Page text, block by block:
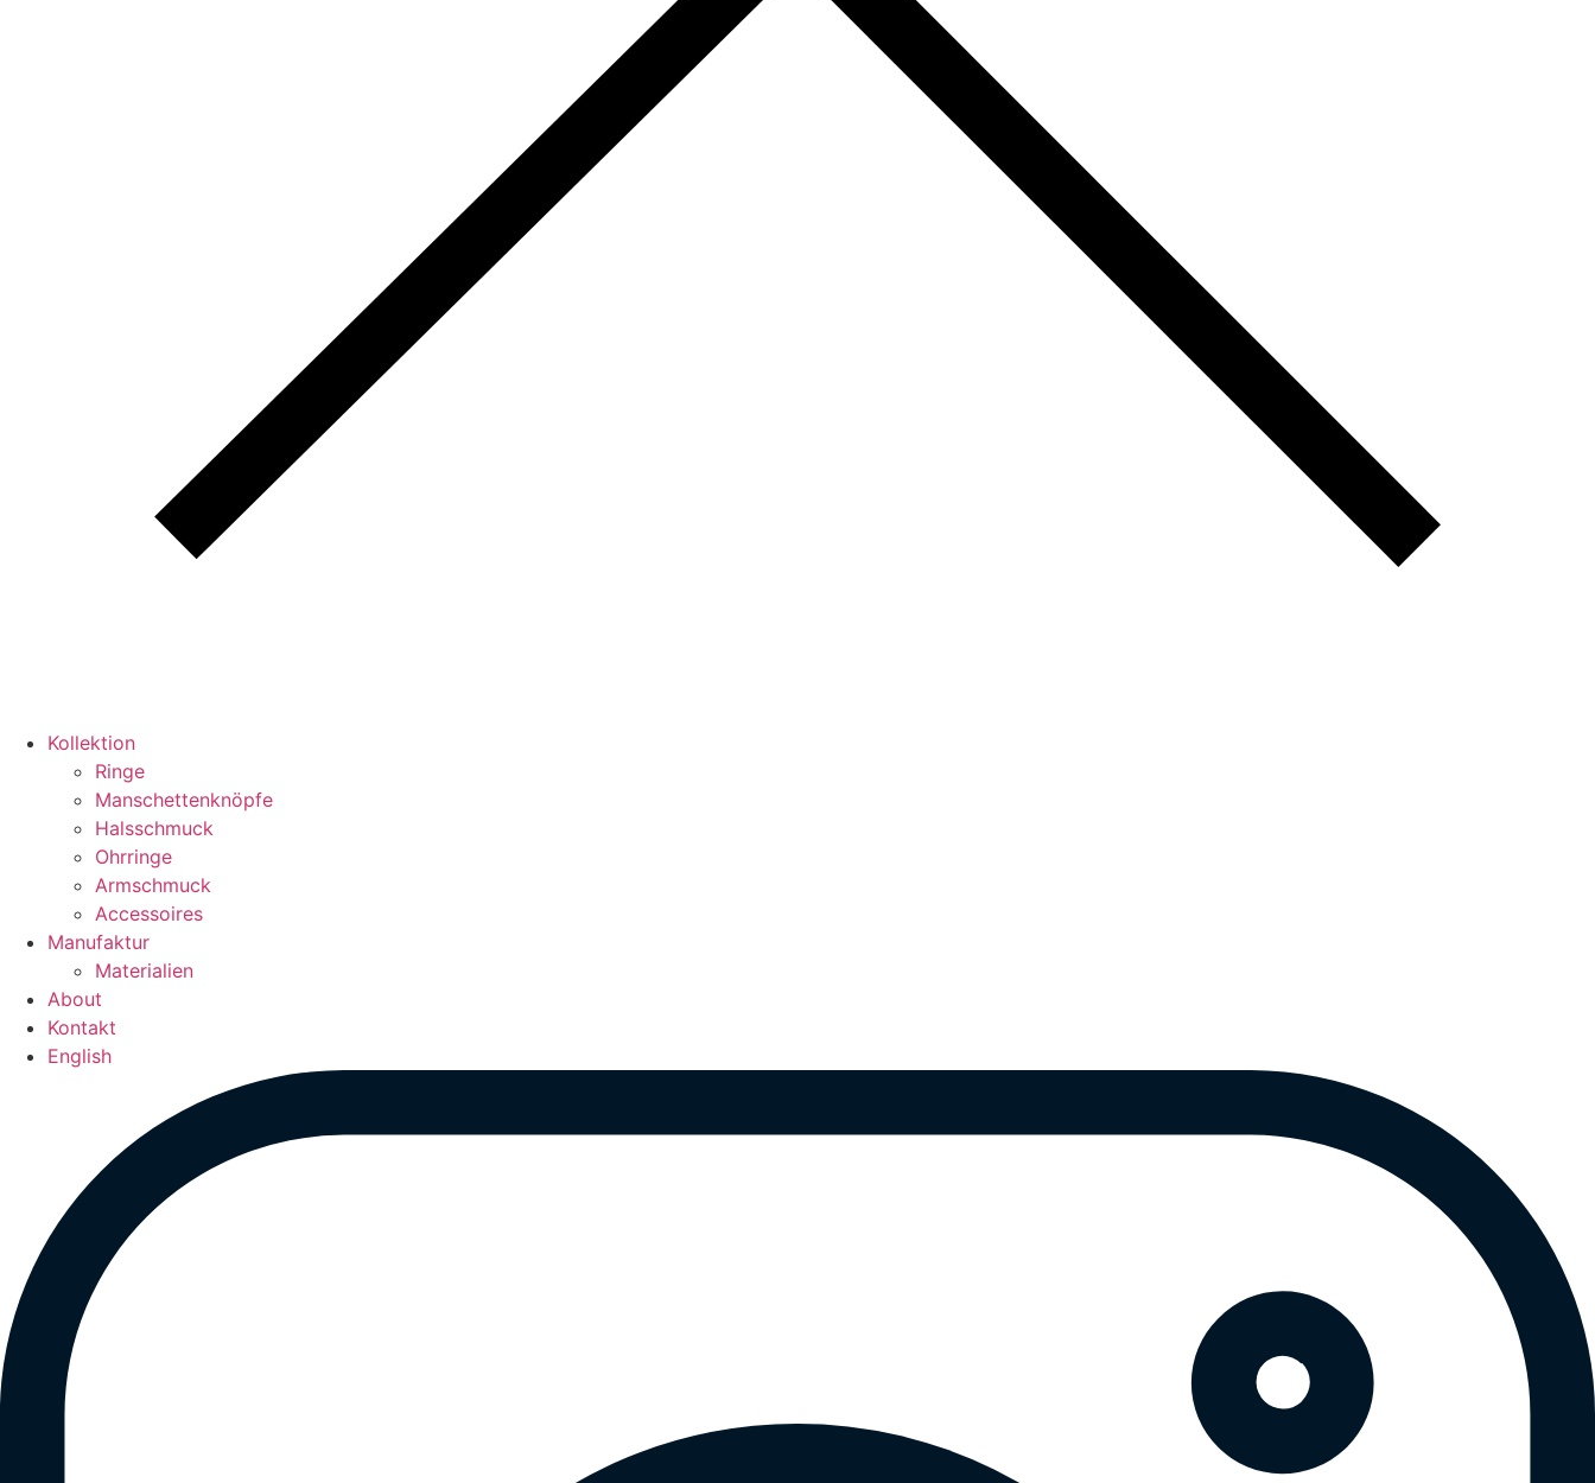
Kollektion
Ringe
Manschettenknöpfe
Halsschmuck
Ohrringe
Armschmuck
Accessoires
Manufaktur
Materialien
About
Kontakt
English